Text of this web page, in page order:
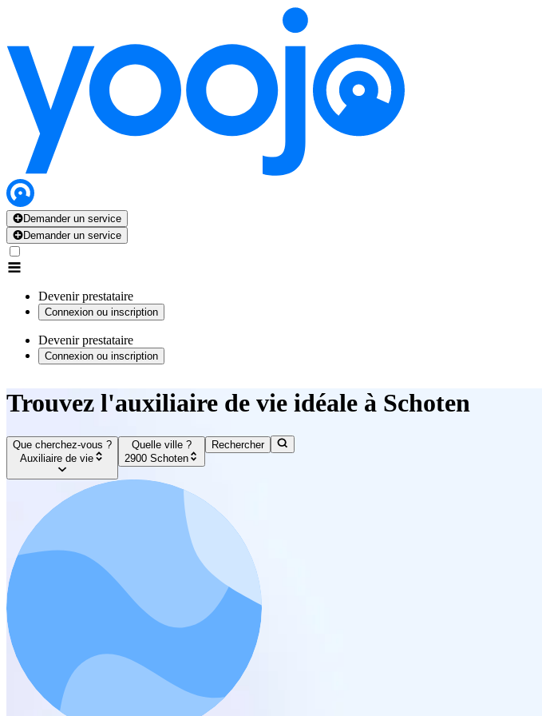
Demander un service
Demander un service
Devenir prestataire
Connexion ou inscription
Devenir prestataire
Connexion ou inscription
Trouvez l'auxiliaire de vie idéale à Schoten
Que cherchez-vous ?
Auxiliaire de vie
Quelle ville ?
2900 Schoten
Rechercher